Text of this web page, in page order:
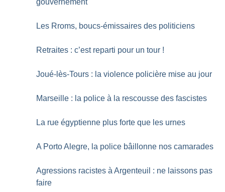
Les Rroms, boucs-émissaires des politiciens
Retraites : c’est reparti pour un tour !
Joué-lès-Tours : la violence policière mise au jour
Marseille : la police à la rescousse des fascistes
La rue égyptienne plus forte que les urnes
A Porto Alegre, la police bâillonne nos camarades
Agressions racistes à Argenteuil : ne laissons pas
faire